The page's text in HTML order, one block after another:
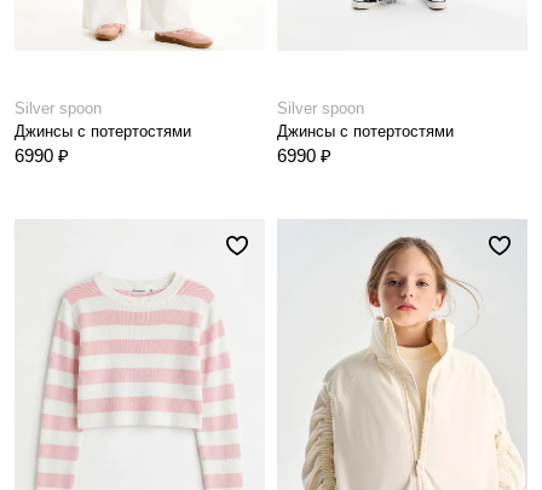
Silver spoon
Джинсы с потертостями
6990 ₽
Silver spoon
Джинсы с потертостями
6990 ₽